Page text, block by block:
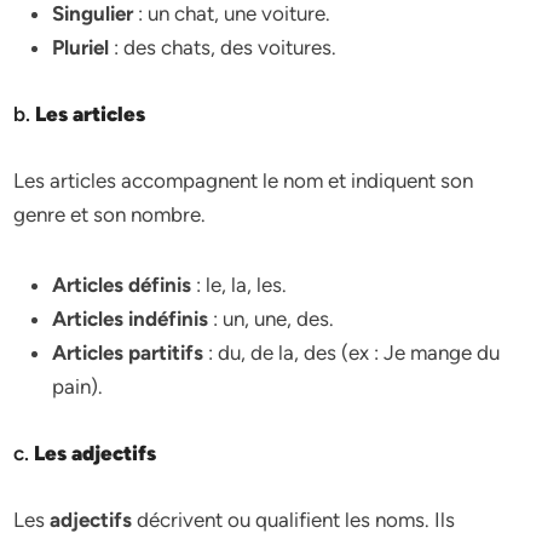
Singulier: un chat, une voiture.
Pluriel : des chats, des voitures.
b. Les articles
Les articles accompagnent le nom et indiquent son
genre et son nombre.
Articles définis : le, la, les.
Articles indéfinis : un, une, des.
Articles partitifs : du, de la, des (ex : Je mange du
pain).
c. Les adjectifs
Lesadjectifs décrivent ou qualifient les noms. Ils